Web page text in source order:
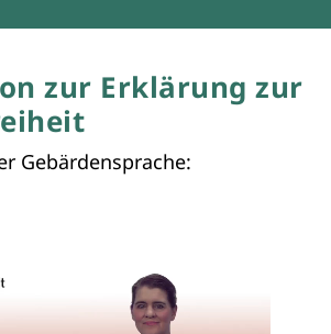
zur Erklärung zur
Gebärdensprache: